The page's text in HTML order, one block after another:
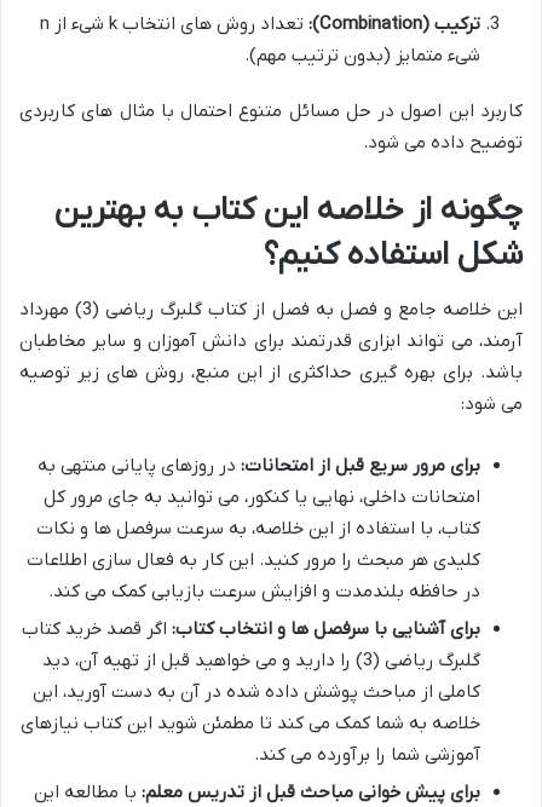
ترکیب (Combination):
تعداد روش های انتخاب k شیء از n
شیء متمایز (بدون ترتیب مهم).
کاربرد این اصول در حل مسائل متنوع احتمال با مثال های کاربردی
توضیح داده می شود.
چگونه از خلاصه این کتاب به بهترین
شکل استفاده کنیم؟
این خلاصه جامع و فصل به فصل از کتاب گلبرگ ریاضی (3) مهرداد
آرمند، می تواند ابزاری قدرتمند برای دانش آموزان و سایر مخاطبان
باشد. برای بهره گیری حداکثری از این منبع، روش های زیر توصیه
می شود:
برای مرور سریع قبل از امتحانات: در روزهای پایانی منتهی به
امتحانات داخلی، نهایی یا کنکور، می توانید به جای مرور کل
کتاب، با استفاده از این خلاصه، به سرعت سرفصل ها و نکات
کلیدی هر مبحث را مرور کنید. این کار به فعال سازی اطلاعات
در حافظه بلندمدت و افزایش سرعت بازیابی کمک می کند.
برای آشنایی با سرفصل ها و انتخاب کتاب: اگر قصد خرید کتاب
گلبرگ ریاضی (3) را دارید و می خواهید قبل از تهیه آن، دید
کاملی از مباحث پوشش داده شده در آن به دست آورید، این
خلاصه به شما کمک می کند تا مطمئن شوید این کتاب نیازهای
آموزشی شما را برآورده می کند.
برای پیش خوانی مباحث قبل از تدریس معلم: با مطالعه این